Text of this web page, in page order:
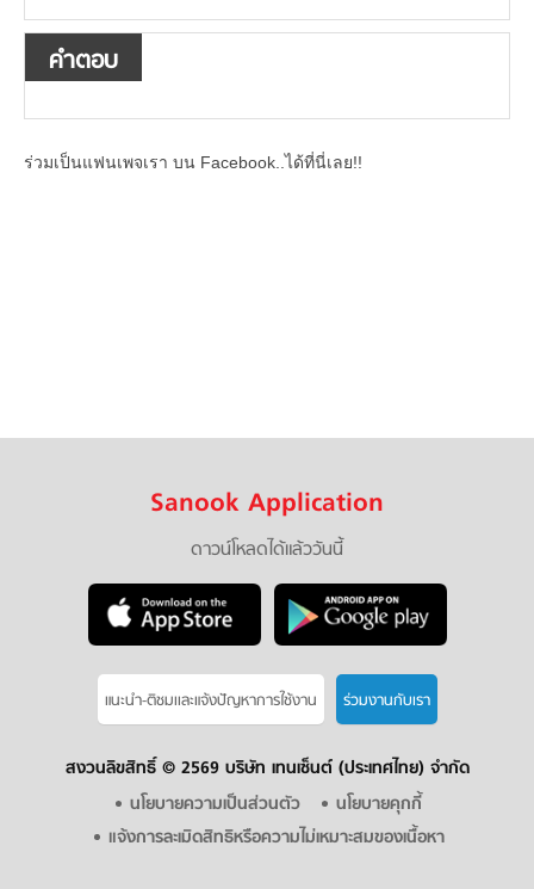
คำตอบ
ร่วมเป็นแฟนเพจเรา บน Facebook..ได้ที่นี่เลย!!
Sanook Application
ดาวน์โหลดได้แล้ววันนี้
แนะนำ-ติชมเเละแจ้งปัญหาการใช้งาน ร่วมงานกับเรา
สงวนลิขสิทธิ์ © 2569 บริษัท เทนเซ็นต์ (ประเทศไทย) จำกัด
นโยบายความเป็นส่วนตัว
นโยบายคุกกี้
แจ้งการละเมิดสิทธิหรือความไม่เหมาะสมของเนื้อหา